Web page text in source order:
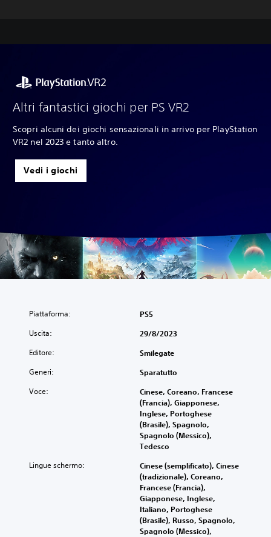
Altri fantastici giochi per PS VR2
Scopri alcuni dei giochi sensazionali in arrivo per PlayStation
VR2 nel 2023 e tanto altro.
Vedi i giochi
Piattaforma: PS5
Uscita: 29/8/2023
Editore: Smilegate
Generi: Sparatutto
Voce:
Cinese, Coreano, Francese
(Francia), Giapponese,
Inglese, Portoghese
(Brasile), Spagnolo,
Spagnolo (Messico),
Tedesco
Lingue schermo:
Cinese (semplificato), Cinese
(tradizionale), Coreano,
Francese (Francia),
Giapponese, Inglese,
Italiano, Portoghese
(Brasile), Russo, Spagnolo,
Spagnolo (Messico),